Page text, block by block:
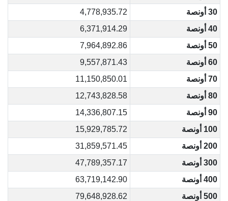
30 أونصة
4,778,935.72
40 أونصة
6,371,914.29
50 أونصة
7,964,892.86
60 أونصة
9,557,871.43
70 أونصة
11,150,850.01
80 أونصة
12,743,828.58
90 أونصة
14,336,807.15
100 أونصة
15,929,785.72
200 أونصة
31,859,571.45
300 أونصة
47,789,357.17
400 أونصة
63,719,142.90
500 أونصة
79,648,928.62